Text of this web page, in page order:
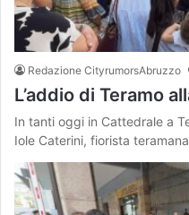
Redazione CityrumorsAbruzzo
L’addio di Teramo
In tanti oggi in Cattedrale a
Iole Caterini, fiorista